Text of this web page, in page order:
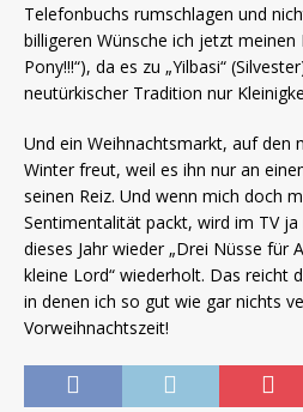
Telefonbuchs rumschlagen und
billigeren Wünsche ich jetzt meinen
Pony!!!“), da es zu „Yilbasi“
neutürkischer Tradition nur
Und ein Weihnachtsmarkt, auf den
Winter freut, weil es ihn nur an
seinen Reiz. Und wenn mich doch
Sentimentalität packt, wird im TV
dieses Jahr wieder „Drei Nüsse für
kleine Lord“ wiederholt. Das reicht
in denen ich so gut wie gar nichts
Vorweihnachtszeit!